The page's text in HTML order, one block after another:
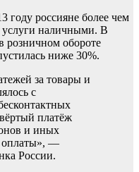
году россияне более чем
услуги наличными. В
розничном обороте
ниже 30%.
за товары и
с
платёж
и иных
оплаты», —
России.